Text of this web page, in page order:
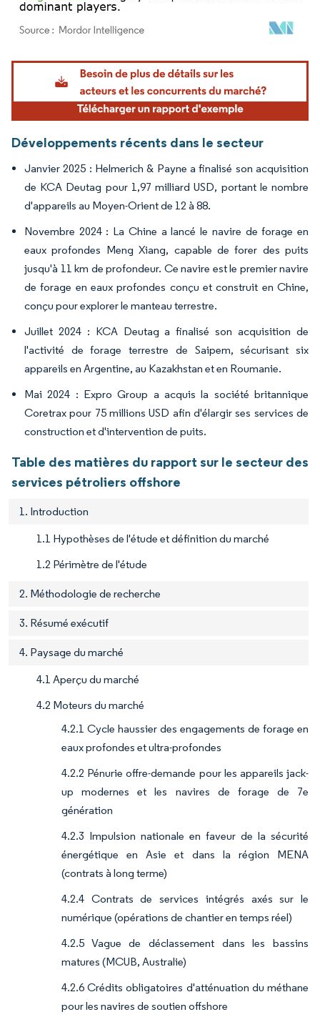
Image © Mordor Intelligence. La réutilisation nécessite une attribution sous CC BY
Développements récents dans le secteur
Janvier 2025 : Helmerich & Payne a finalisé son acquisition
de KCA Deutag pour 1,97 milliard USD, portant le nombre
d'appareils au Moyen-Orient de 12 à 88.
Novembre 2024 : La Chine a lancé le navire de forage en
eaux profondes Meng Xiang, capable de forer des puits
jusqu'à 11 km de profondeur. Ce navire est le premier navire
de forage en eaux profondes conçu et construit en Chine,
conçu pour explorer le manteau terrestre.
Juillet 2024 : KCA Deutag a finalisé son acquisition de
l'activité de forage terrestre de Saipem, sécurisant six
appareils en Argentine, au Kazakhstan et en Roumanie.
Mai 2024 : Expro Group a acquis la société britannique
Coretrax pour 75 millions USD afin d'élargir ses services de
construction et d'intervention de puits.
Table des matières du rapport sur le secteur des
services pétroliers offshore
1. Introduction
1.1 Hypothèses de l'étude et définition du marché
1.2 Périmètre de l'étude
2. Méthodologie de recherche
3. Résumé exécutif
4. Paysage du marché
4.1 Aperçu du marché
4.2 Moteurs du marché
4.2.1 Cycle haussier des engagements de forage en
eaux profondes et ultra-profondes
4.2.2 Pénurie offre-demande pour les appareils jack-
up modernes et les navires de forage de 7e
génération
4.2.3 Impulsion nationale en faveur de la sécurité
énergétique en Asie et dans la région MENA
(contrats à long terme)
4.2.4 Contrats de services intégrés axés sur le
numérique (opérations de chantier en temps réel)
4.2.5 Vague de déclassement dans les bassins
matures (MCUB, Australie)
4.2.6 Crédits obligatoires d'atténuation du méthane
pour les navires de soutien offshore